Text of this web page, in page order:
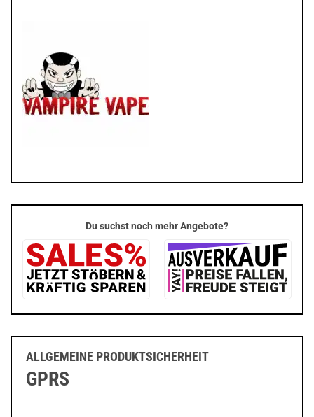
Du suchst noch mehr Angebote?
ALLGEMEINE PRODUKTSICHERHEIT
GPRS